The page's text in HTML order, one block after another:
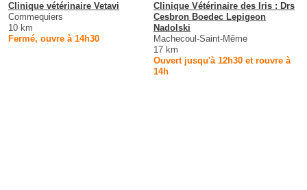
Clinique vétérinaire Vetavi
Commequiers
10 km
Fermé, ouvre à 14h30
Clinique Vétérinaire des Iris : Drs
Cesbron Boedec Lepigeon
Nadolski
Machecoul-Saint-Même
17 km
Ouvert jusqu'à 12h30 et rouvre à
14h